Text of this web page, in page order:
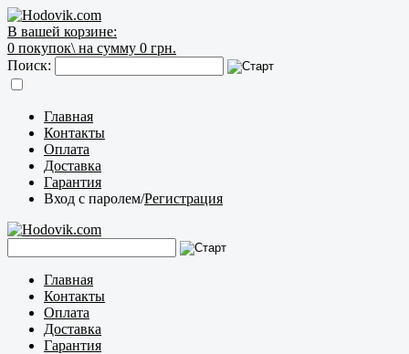
В вашей корзине:
0 покупок\ на сумму 0 грн.
Поиск:
Главная
Контакты
Оплата
Доставка
Гарантия
Вход с паролем/Регистрация
Главная
Контакты
Оплата
Доставка
Гарантия